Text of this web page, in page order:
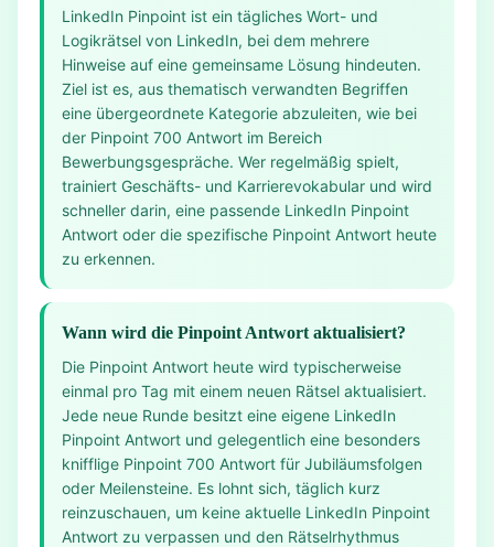
LinkedIn Pinpoint ist ein tägliches Wort- und
Logikrätsel von LinkedIn, bei dem mehrere
Hinweise auf eine gemeinsame Lösung hindeuten.
Ziel ist es, aus thematisch verwandten Begriffen
eine übergeordnete Kategorie abzuleiten, wie bei
der Pinpoint 700 Antwort im Bereich
Bewerbungsgespräche. Wer regelmäßig spielt,
trainiert Geschäfts- und Karrierevokabular und wird
schneller darin, eine passende LinkedIn Pinpoint
Antwort oder die spezifische Pinpoint Antwort heute
zu erkennen.
Wann wird die Pinpoint Antwort aktualisiert?
Die Pinpoint Antwort heute wird typischerweise
einmal pro Tag mit einem neuen Rätsel aktualisiert.
Jede neue Runde besitzt eine eigene LinkedIn
Pinpoint Antwort und gelegentlich eine besonders
knifflige Pinpoint 700 Antwort für Jubiläumsfolgen
oder Meilensteine. Es lohnt sich, täglich kurz
reinzuschauen, um keine aktuelle LinkedIn Pinpoint
Antwort zu verpassen und den Rätselrhythmus